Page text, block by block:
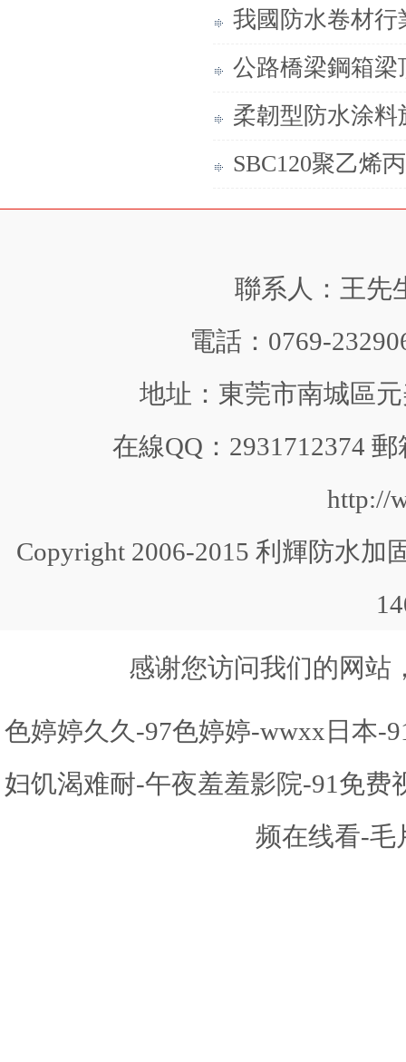
我國防水卷材
公路橋梁鋼箱
柔韌型防水涂料
SBC120聚乙烯
聯系人：王先
電話：0769-
地址：東莞市南城區
在線QQ：2931712374
http://
Copyright 2006-2015 利輝防水加
感谢您访问我们的网站
色婷婷久久-97色婷婷-wwxx日本-
妇饥渴难耐-午夜羞羞影院-91免
频在线看-毛